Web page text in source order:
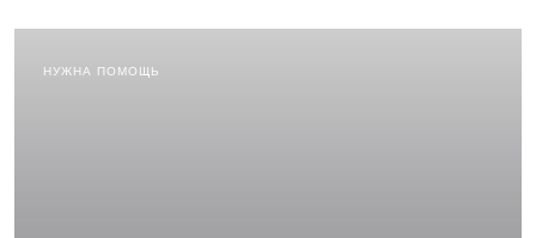
НУЖНА ПОМОЩЬ